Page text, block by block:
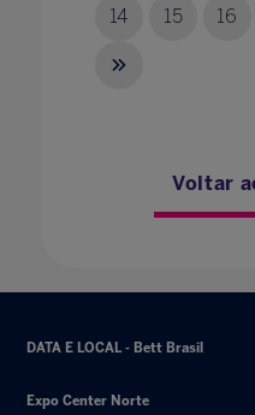
14 15 16
Voltar
DATA E LOCAL - Bett Brasil
Expo Center Norte